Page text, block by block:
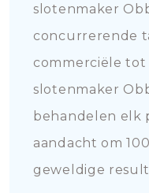
slotenmaker
concurrerende
commerciële
slotenmaker
behandelen elk
aandacht om
geweldige